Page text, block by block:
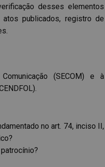
desses elementos
publicados, registro de
(SECOM) e à
no art. 74, inciso II,